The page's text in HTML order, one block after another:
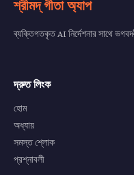
শ্রীমদ্ গীতা অ্যাপ
ব্যক্তিগতকৃত AI নির্দেশনার সাথে
দ্রুত লিংক
হোম
অধ্যায়
সমস্ত শ্লোক
প্রশ্নাবলী